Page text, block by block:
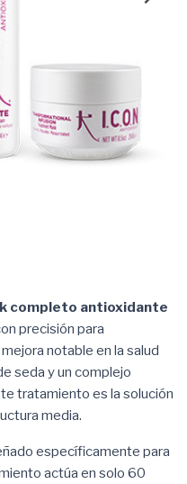
completo antioxidante
precisión para
notable en la salud
seda y un complejo
tratamiento es la solución
media.
específicamente para
actúa en solo 60